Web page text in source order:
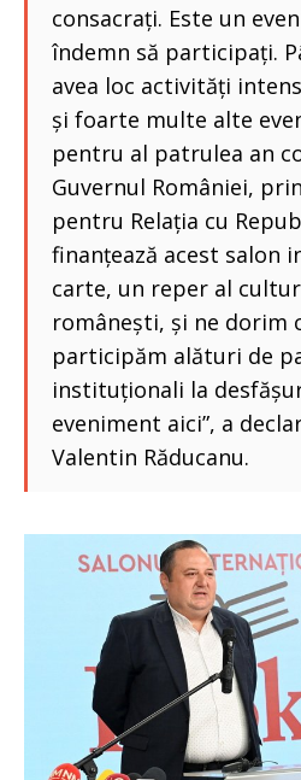
consacrați. Este un
îndemn să participați.
avea loc activități
și foarte multe alte
pentru al patrulea an
Guvernul României,
pentru Relația cu
finanțează acest salon
carte, un reper al
românești, și ne dorim
participăm alături de
instituționali la
eveniment aici”, a
Valentin Răducanu.